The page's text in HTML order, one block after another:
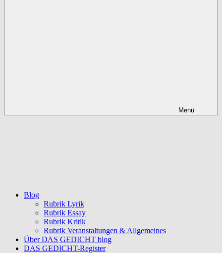
Menü
Blog
Rubrik Lyrik
Rubrik Essay
Rubrik Kritik
Rubrik Veranstaltungen & Allgemeines
Über DAS GEDICHT blog
DAS GEDICHT-Register